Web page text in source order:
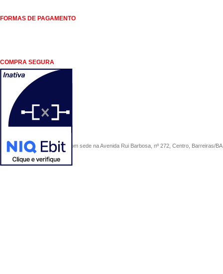
FORMAS DE PAGAMENTO
COMPRA SEGURA
COMERCIAL SÃO PAULO, com sede na Avenida Rui Barbosa, nº 272, Centro, Barreiras/